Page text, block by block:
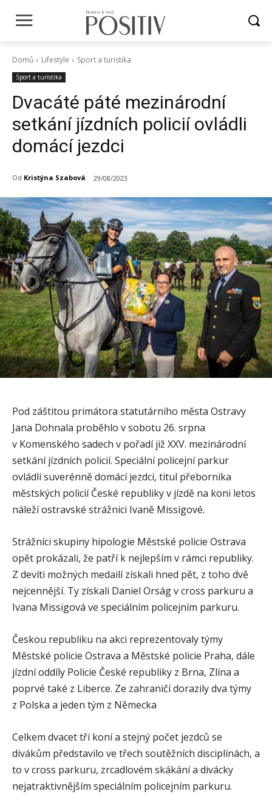
Domů Lifestyle Sport a turistika
Sport a turistika
Dvacáté páté mezinárodní
setkání jízdních policií ovládli
domácí jezdci
Od Kristýna Szabová 29/08/2023
Pod záštitou primátora statutárního města Ostravy
Jana Dohnala proběhlo v sobotu 26. srpna
v Komenského sadech v pořadí již XXV. mezinárodní
setkání jízdních policií. Speciální policejní parkur
ovládli suverénně domácí jezdci, titul přeborníka
městských policií České republiky v jízdě na koni letos
náleží ostravské strážnici Ivaně Missigové.
Strážníci skupiny hipologie Městské policie Ostrava
opět prokázali, že patří k nejlepším v rámci republiky.
Z devíti možných medailí získali hned pět, z toho dvě
nejcennější. Ty získali Daniel Orság v cross parkuru a
Ivana Missigová ve speciálním policejním parkuru.
Českou republiku na akci reprezentovaly týmy
Městské policie Ostrava a Městské policie Praha, dále
jízdní oddíly Policie České republiky z Brna, Zlína a
poprvé také z Liberce. Ze zahraničí dorazily dva týmy
z Polska a jeden tým z Německa
Celkem dvacet tři koní a stejný počet jezdců se
divákům představilo ve třech soutěžních disciplínách, a
to v cross parkuru, zrcadlovém skákání a divácky
nejatraktivnějším speciálním policejním parkuru.